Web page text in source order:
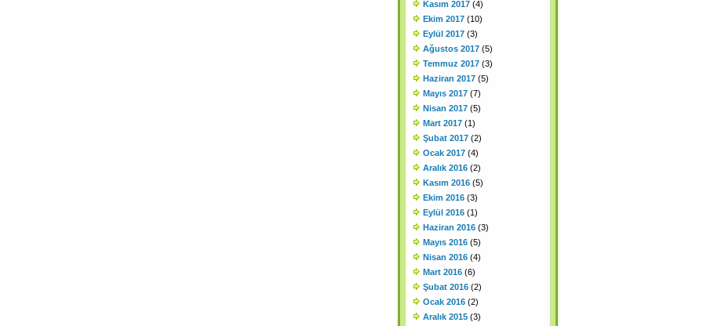
Kasım 2017 (4)
Ekim 2017 (10)
Eylül 2017 (3)
Ağustos 2017 (5)
Temmuz 2017 (3)
Haziran 2017 (5)
Mayıs 2017 (7)
Nisan 2017 (5)
Mart 2017 (1)
Şubat 2017 (2)
Ocak 2017 (4)
Aralık 2016 (2)
Kasım 2016 (5)
Ekim 2016 (3)
Eylül 2016 (1)
Haziran 2016 (3)
Mayıs 2016 (5)
Nisan 2016 (4)
Mart 2016 (6)
Şubat 2016 (2)
Ocak 2016 (2)
Aralık 2015 (3)